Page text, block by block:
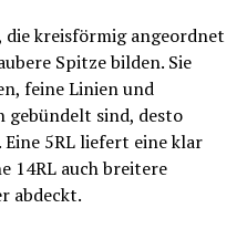
die kreisförmig angeordnet
Spitze bilden. Sie
feine Linien und
gebündelt sind, desto
5RL liefert eine klar
14RL auch breitere
abdeckt.